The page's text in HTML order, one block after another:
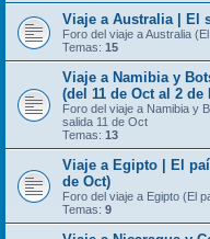
Viaje a Australia | El
Foro del viaje a Australia
Temas: 15
Viaje a Namibia y
(del 11 de Oct al 2 de
Foro del viaje a Namibia y
salida 11 de Oct
Temas: 13
Viaje a Egipto | El
de Oct)
Foro del viaje a Egipto (El
Temas: 9